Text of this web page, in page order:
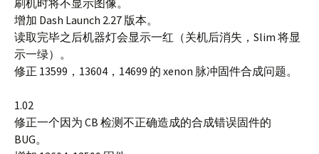
刷机时将不显示图像。
增加 Dash Launch 2.27 版本。
读取完毕之后机器灯会显示一红（关机后消失，Slim 将显
示一绿）。
修正 13599，13604，14699 的 xenon 脉冲固件合成问题。
1.02
修正一个因为 CB 检测不正确造成的合成错误固件的
BUG。